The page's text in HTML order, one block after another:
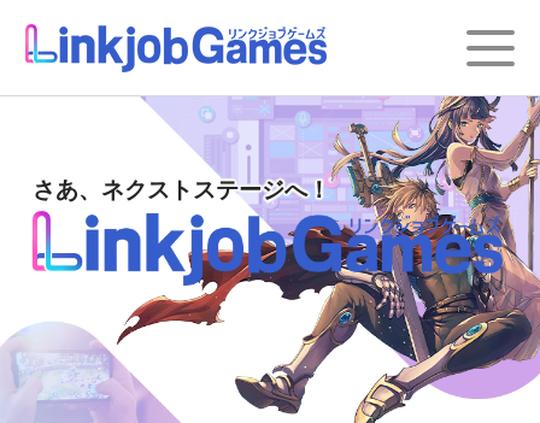
さあ、ネクストステージへ！